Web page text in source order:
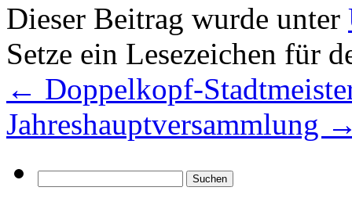
Dieser Beitrag wurde unter
Setze ein Lesezeichen für
← Doppelkopf-
Jahreshauptversammlung
nach: